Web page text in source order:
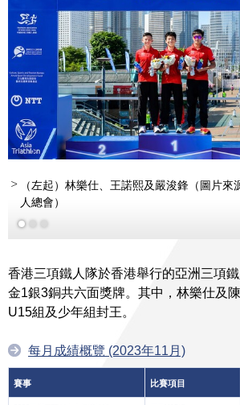
（左起）林樂仕、王諾熙及嚴浚鋒（圖片來
人總會）
香港三項鐵人隊於香港舉行的亞洲三項
金1銀3銅共六面獎牌。其中，林樂仕及
U15組及少年組封王。
每月成績概覽 (2023年11月)
賽事 比賽項目